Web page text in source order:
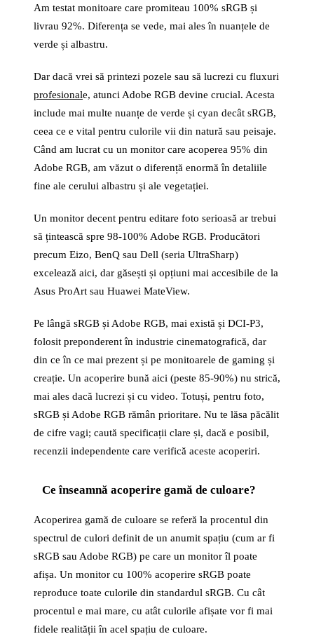
Am testat monitoare care promiteau 100% sRGB și
livrau 92%. Diferența se vede, mai ales în nuanțele de
verde și albastru.
Dar dacă vrei să printezi pozele sau să lucrezi cu fluxuri
profesionale, atunci Adobe RGB devine crucial. Acesta
include mai multe nuanțe de verde și cyan decât sRGB,
ceea ce e vital pentru culorile vii din natură sau peisaje.
Când am lucrat cu un monitor care acoperea 95% din
Adobe RGB, am văzut o diferență enormă în detaliile
fine ale cerului albastru și ale vegetației.
Un monitor decent pentru editare foto serioasă ar trebui
să țintească spre 98-100% Adobe RGB. Producători
precum Eizo, BenQ sau Dell (seria UltraSharp)
excelează aici, dar găsești și opțiuni mai accesibile de la
Asus ProArt sau Huawei MateView.
Pe lângă sRGB și Adobe RGB, mai există și DCI-P3,
folosit preponderent în industrie cinematografică, dar
din ce în ce mai prezent și pe monitoarele de gaming și
creație. Un acoperire bună aici (peste 85-90%) nu strică,
mai ales dacă lucrezi și cu video. Totuși, pentru foto,
sRGB și Adobe RGB rămân prioritare. Nu te lăsa păcălit
de cifre vagi; caută specificații clare și, dacă e posibil,
recenzii independente care verifică aceste acoperiri.
Ce înseamnă acoperire gamă de culoare?
Acoperirea gamă de culoare se referă la procentul din
spectrul de culori definit de un anumit spațiu (cum ar fi
sRGB sau Adobe RGB) pe care un monitor îl poate
afișa. Un monitor cu 100% acoperire sRGB poate
reproduce toate culorile din standardul sRGB. Cu cât
procentul e mai mare, cu atât culorile afișate vor fi mai
fidele realității în acel spațiu de culoare.